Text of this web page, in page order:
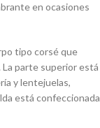
en ocasiones
tipo corsé que
La parte superior está
y lentejuelas,
está confeccionada